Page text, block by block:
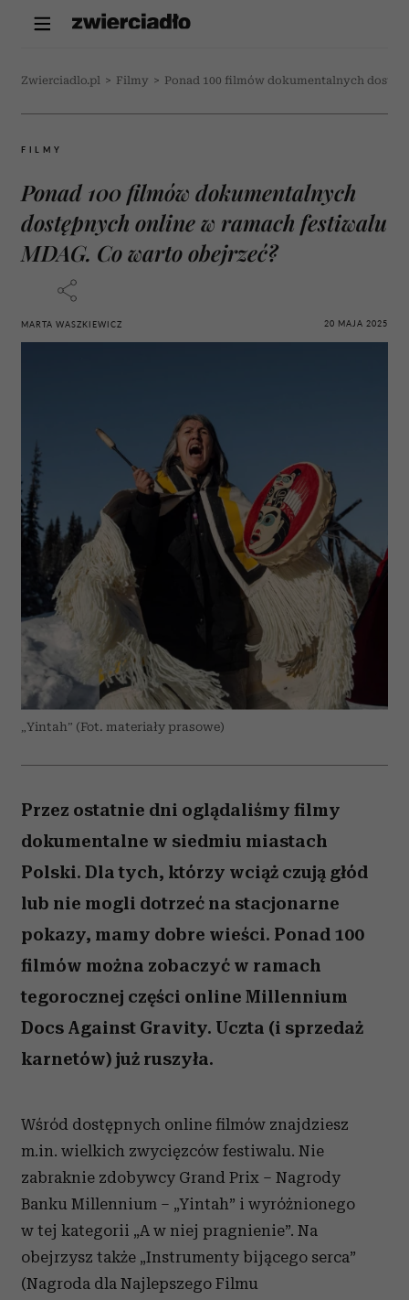
Zwierciadlo.pl > Filmy > Ponad 100 filmów dokumentalnych
FILMY
Ponad 100 filmów dokumentalnych
dostępnych online w ramach festiwalu
MDAG. Co warto obejrzeć?
MARTA WASZKIEWICZ 20 MAJA 2025
„Yintah” (Fot. materiały prasowe)
Przez ostatnie dni oglądaliśmy filmy
dokumentalne w siedmiu miastach
Polski. Dla tych, którzy wciąż czują głód
lub nie mogli dotrzeć na stacjonarne
pokazy, mamy dobre wieści. Ponad 100
filmów można zobaczyć w ramach
tegorocznej części online Millennium
Docs Against Gravity. Uczta (i sprzedaż
karnetów) już ruszyła.
Wśród dostępnych online filmów znajdziesz
m.in. wielkich zwycięzców festiwalu. Nie
zabraknie zdobywcy Grand Prix – Nagrody
Banku Millennium – „Yintah” i wyróżnionego
w tej kategorii „A w niej pragnienie”. Na
obejrzysz także „Instrumenty bijącego serca”
(Nagroda dla Najlepszego Filmu